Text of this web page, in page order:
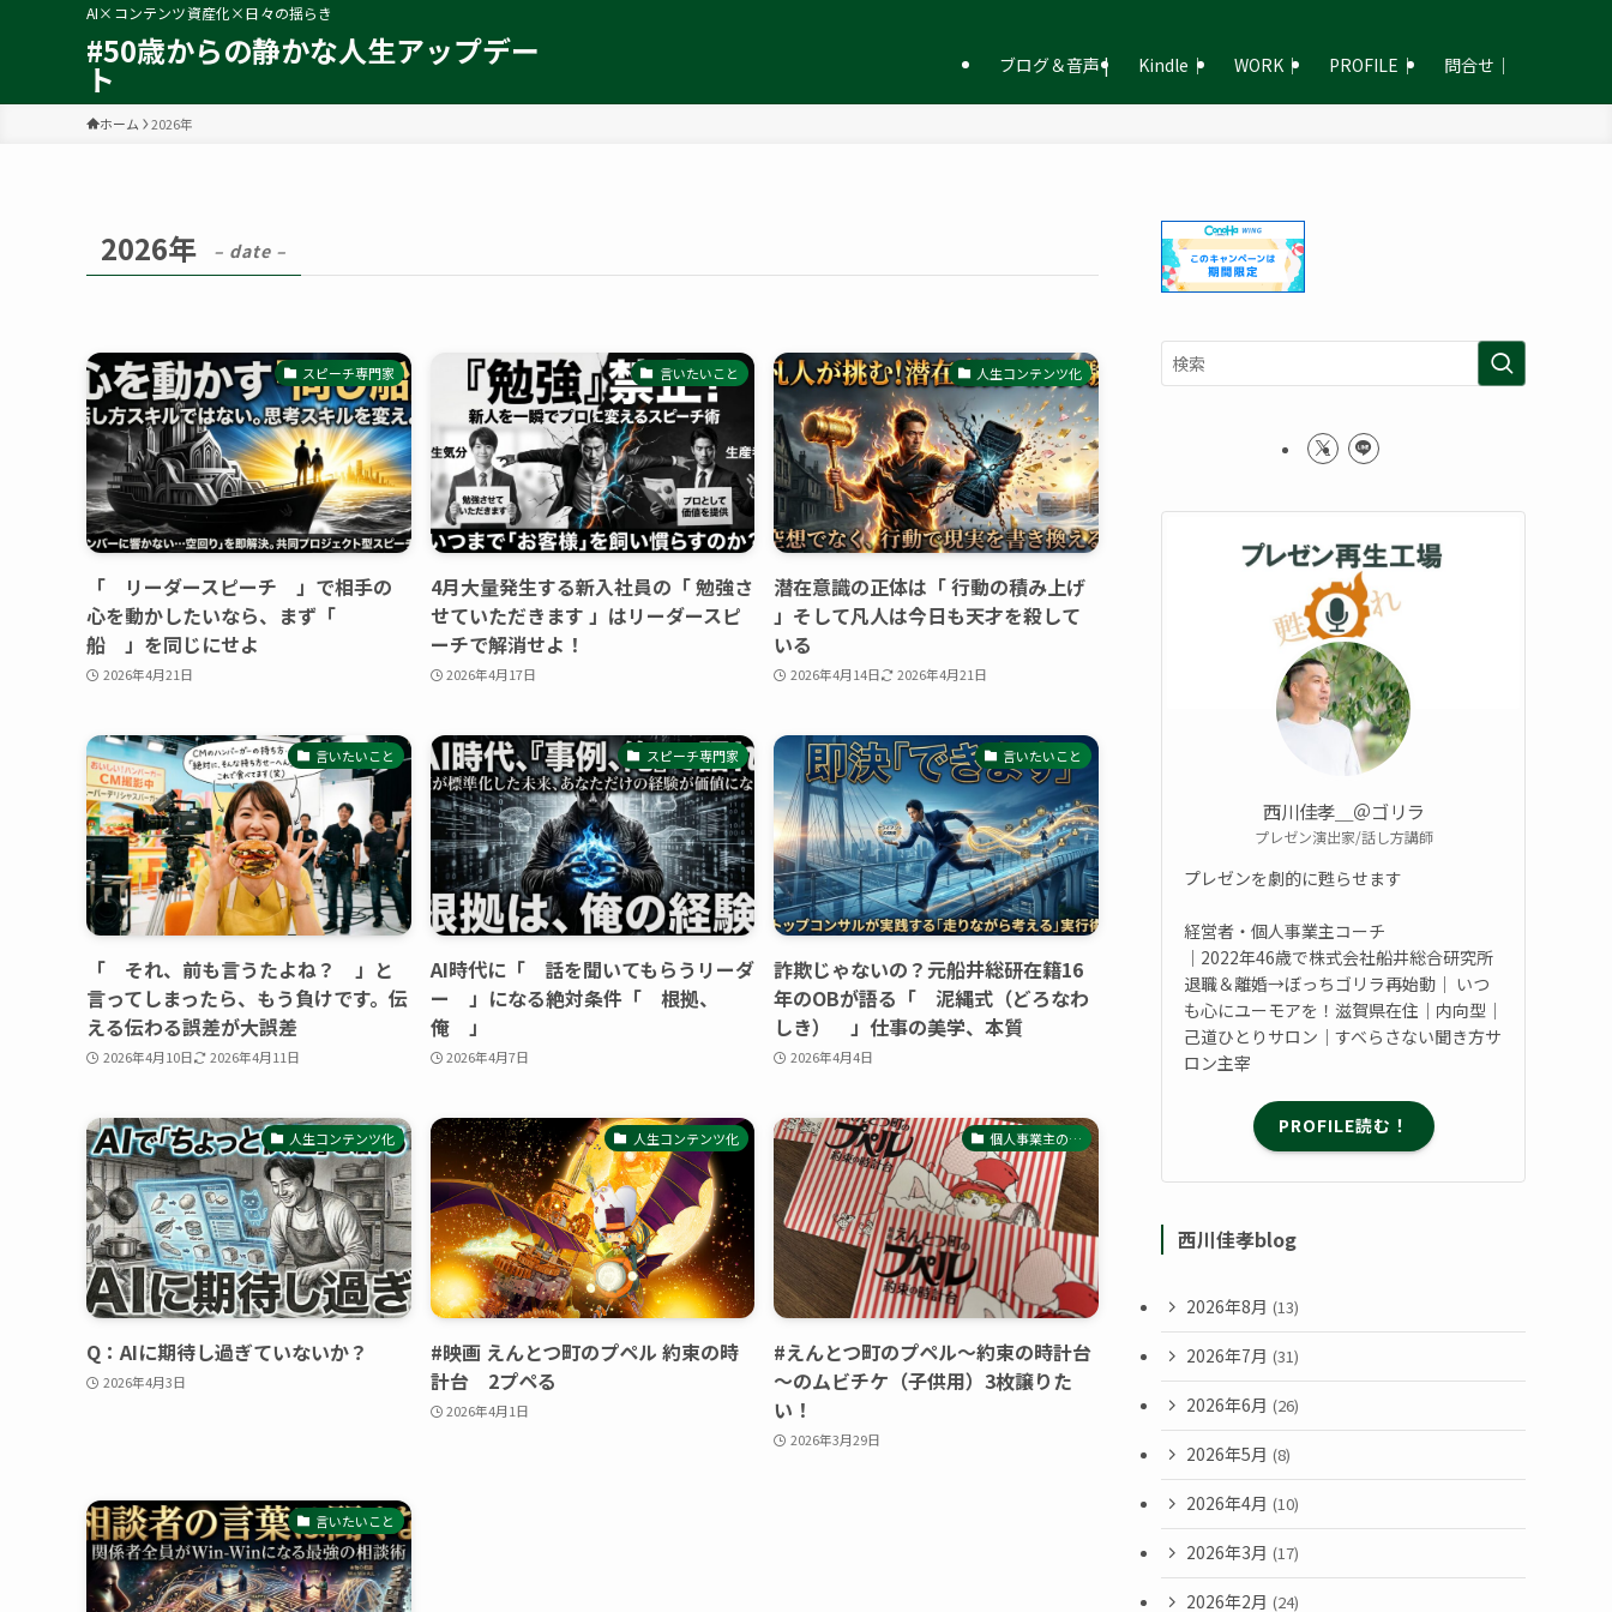
AI×コンテンツ資産化×日々の揺らき
#50歳からの静かな人生アップデー
ト ブログ＆音声 | Kindle｜ WORK｜ PROFILE｜ 問合せ｜
ホーム 2026年
2026年 – date –
スピーチ専門家
「 リーダースピーチ 」で相手の
心を動かしたいなら、まず「
船 」を同じにせよ
2026年4月21日
言いたいこと
4月大量発生する新入社員の「 勉強さ
せていただきます 」はリーダースピ
ーチで解消せよ！
2026年4月17日
人生コンテンツ化
潜在意識の正体は「 行動の積み上げ
」そして凡人は今日も天才を殺して
いる
2026年4月14日 2026年4月21日
言いたいこと
「 それ、前も言うたよね？ 」と
言ってしまったら、もう負けです。伝
える伝わる誤差が大誤差
2026年4月10日 2026年4月11日
スピーチ専門家
AI時代に「 話を聞いてもらうリーダ
ー 」になる絶対条件「 根拠、
俺 」
2026年4月7日
言いたいこと
詐欺じゃないの？元船井総研在籍16
年のOBが語る「 泥縄式（どろなわ
しき） 」仕事の美学、本質
2026年4月4日
人生コンテンツ化
Q：AIに期待し過ぎていないか？
2026年4月3日
人生コンテンツ化
#映画 えんとつ町のプペル 約束の時
計台 2プペる
2026年4月1日
個人事業主の…
#えんとつ町のプペル～約束の時計台
～のムビチケ（子供用）3枚譲りた
い！
2026年3月29日
言いたいこと
西川佳孝＿＠ゴリラ
プレゼン演出家/話し方講師
プレゼンを劇的に甦らせます
経営者・個人事業主コーチ
｜2022年46歳で株式会社船井総合研究所
退職＆離婚→ぼっちゴリラ再始動｜ いつ
も心にユーモアを！滋賀県在住｜内向型｜
己道ひとりサロン｜すべらさない聞き方サ
ロン主宰
PROFILE読む！
西川佳孝blog
2026年8月 (13)
2026年7月 (31)
2026年6月 (26)
2026年5月 (8)
2026年4月 (10)
2026年3月 (17)
2026年2月 (24)